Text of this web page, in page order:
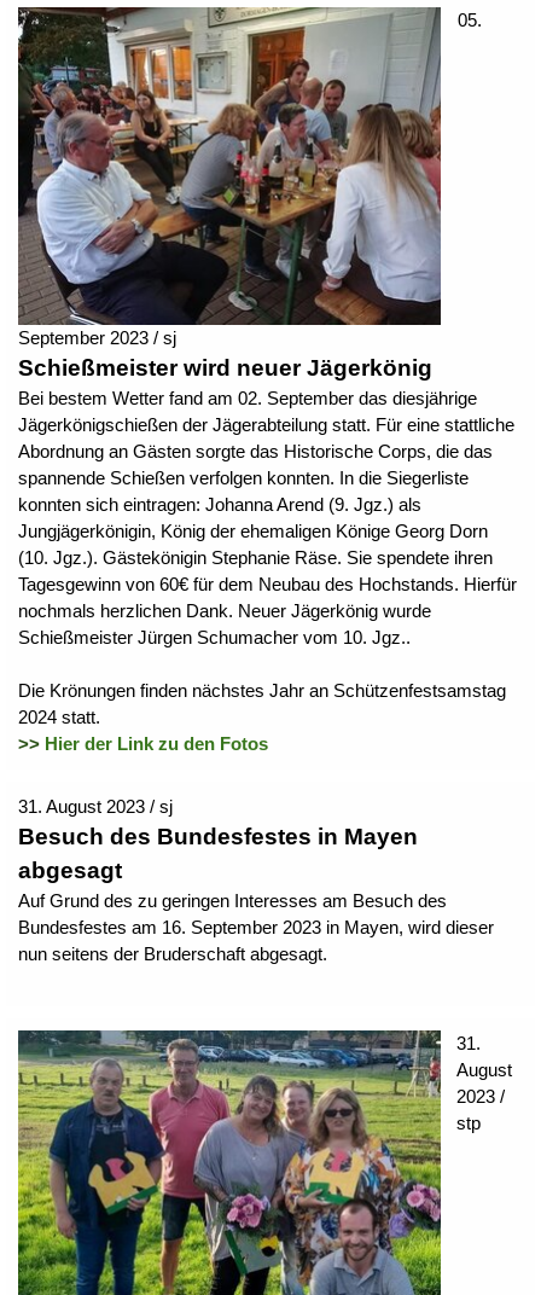
05.
September 2023 / sj
Schießmeister wird neuer Jägerkönig
Bei bestem Wetter fand am 02. September das diesjährige
Jägerkönigschießen der Jägerabteilung statt. Für eine stattliche
Abordnung an Gästen sorgte das Historische Corps, die das
spannende Schießen verfolgen konnten. In die Siegerliste
konnten sich eintragen: Johanna Arend (9. Jgz.) als
Jungjägerkönigin, König der ehemaligen Könige Georg Dorn
(10. Jgz.). Gästekönigin Stephanie Räse. Sie spendete ihren
Tagesgewinn von 60€ für dem Neubau des Hochstands. Hierfür
nochmals herzlichen Dank. Neuer Jägerkönig wurde
Schießmeister Jürgen Schumacher vom 10. Jgz..
Die Krönungen finden nächstes Jahr an Schützenfestsamstag
2024 statt.
>> Hier der Link zu den Fotos
31. August 2023 / sj
Besuch des Bundesfestes in Mayen
abgesagt
Auf Grund des zu geringen Interesses am Besuch des
Bundesfestes am 16. September 2023 in Mayen, wird dieser
nun seitens der Bruderschaft abgesagt.
31.
August
2023 /
stp